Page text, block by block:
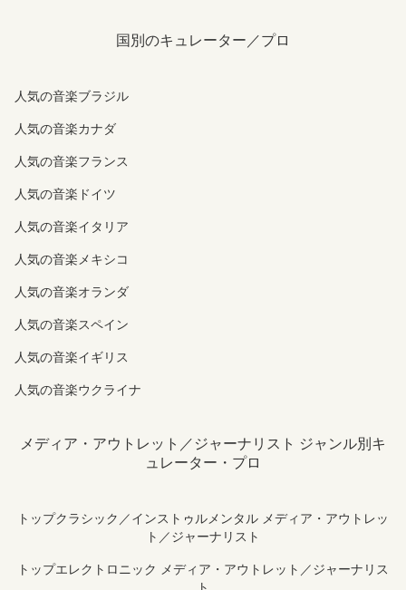
国別のキュレーター／プロ
人気の音楽ブラジル
人気の音楽カナダ
人気の音楽フランス
人気の音楽ドイツ
人気の音楽イタリア
人気の音楽メキシコ
人気の音楽オランダ
人気の音楽スペイン
人気の音楽イギリス
人気の音楽ウクライナ
メディア・アウトレット／ジャーナリスト ジャンル別キ
ュレーター・プロ
トップクラシック／インストゥルメンタル メディア・アウトレッ
ト／ジャーナリスト
トップエレクトロニック メディア・アウトレット／ジャーナリス